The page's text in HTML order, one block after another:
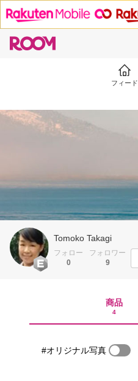
フィード
Tomoko Takagi
フォロー
0
フォロワー
9
商品
4
#オリジナル写真